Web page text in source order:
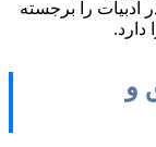
را برجسته
و